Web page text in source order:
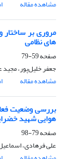
مشاهده مقاله
مروری بر
های نظامی
صفحه59-79
جعفر خلیل‌پور، مجید
مشاهده مقاله
بررسی وضعیت
هوایی شهید
صفحه79-98
علی فرهادی،